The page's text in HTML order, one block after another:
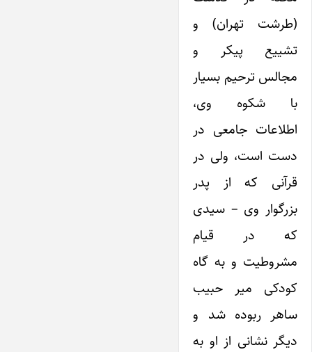
(طرشت تهران) و
تشییع پیکر و
مجالس ترحیم بسیار
با شکوه وی،
اطلاعات جامعی در
دست است، ولی در
قرآنی که از پدر
بزرگوار وی – سیدی
که در قیام
مشروطیت و به گاه
کودکی میر حبیب
ساهر ربوده شد و
دیگر نشانی از او به